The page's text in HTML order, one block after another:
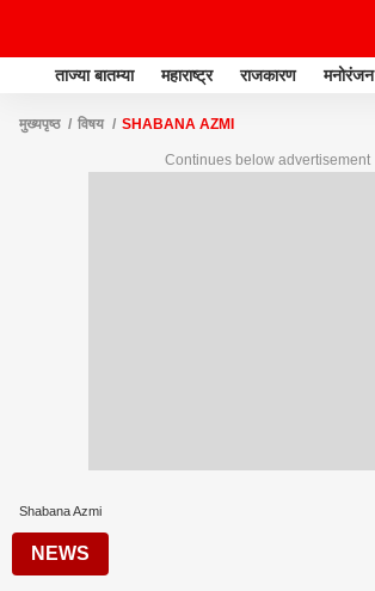
ताज्या बातम्या महाराष्ट्र राजकारण मनोरंजन
मुख्यपृष्ठ विषय SHABANA AZMI
Continues below advertisement
Shabana Azmi
NEWS